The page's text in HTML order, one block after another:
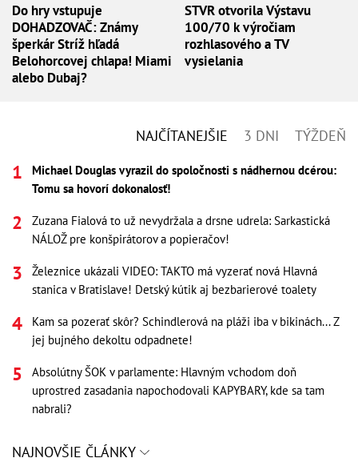
Do hry vstupuje
DOHADZOVAČ: Známy
šperkár Stríž hľadá
Belohorcovej chlapa! Miami
alebo Dubaj?
STVR otvorila Výstavu
100/70 k výročiam
rozhlasového a TV
vysielania
NAJČÍTANEJŠIE 3 DNI TÝŽDEŇ
Michael Douglas vyrazil do spoločnosti s nádhernou dcérou:
Tomu sa hovorí dokonalosť!
Zuzana Fialová to už nevydržala a drsne udrela: Sarkastická
NÁLOŽ pre konšpirátorov a popieračov!
Železnice ukázali VIDEO: TAKTO má vyzerať nová Hlavná
stanica v Bratislave! Detský kútik aj bezbarierové toalety
Kam sa pozerať skôr? Schindlerová na pláži iba v bikinách... Z
jej bujného dekoltu odpadnete!
Absolútny ŠOK v parlamente: Hlavným vchodom doň
uprostred zasadania napochodovali KAPYBARY, kde sa tam
nabrali?
NAJNOVŠIE ČLÁNKY